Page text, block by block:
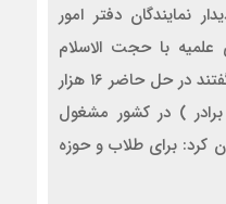
نمایندگان دفتر امور
با حجت الاسلام
والمسلمین عبدالکریم عابدینی گفتند در حل حاضر ۱۶ هزار
) در کشور مشغول
برای طلاب و حوزه